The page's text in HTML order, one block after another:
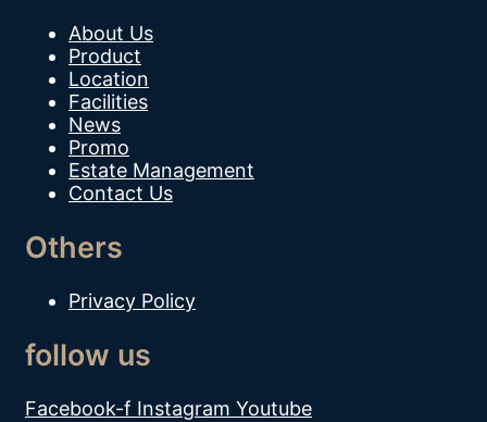
About Us
Product
Location
Facilities
News
Promo
Estate Management
Contact Us
Others
Privacy Policy
follow us
Facebook-f Instagram Youtube